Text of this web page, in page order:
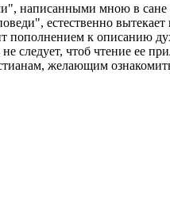
написанными мною в сане
естественно вытекает
пополнением к описанию
не следует, чтоб чтение ее
желающим